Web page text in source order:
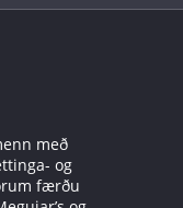
með
og
færðu